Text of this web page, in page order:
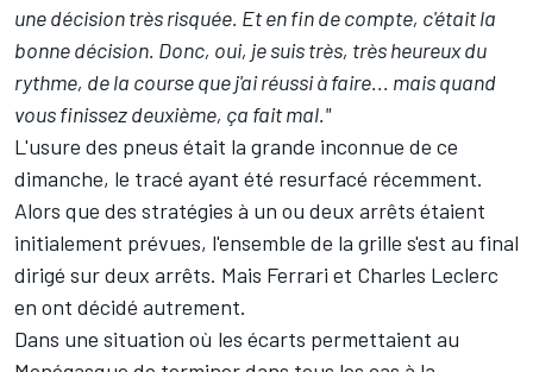
une décision très risquée. Et en fin de compte, c'était la
bonne décision. Donc, oui, je suis très, très heureux du
rythme, de la course que j'ai réussi à faire... mais quand
vous finissez deuxième, ça fait mal."
L'usure des pneus était la grande inconnue de ce
dimanche, le tracé ayant été resurfacé récemment.
Alors que des stratégies à un ou deux arrêts étaient
initialement prévues, l'ensemble de la grille s'est au final
dirigé sur deux arrêts. Mais Ferrari et Charles Leclerc
en ont décidé autrement.
Dans une situation où les écarts permettaient au